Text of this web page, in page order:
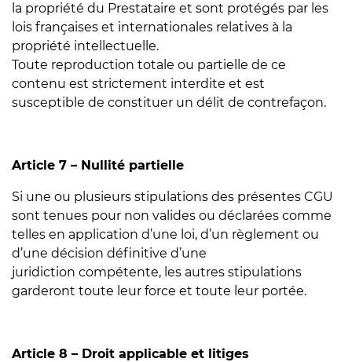
la propriété du Prestataire et sont protégés par les
lois françaises et internationales relatives à la
propriété intellectuelle.
Toute reproduction totale ou partielle de ce
contenu est strictement interdite et est
susceptible de constituer un délit de contrefaçon.
Article 7 – Nullité partielle
Si une ou plusieurs stipulations des présentes CGU
sont tenues pour non valides ou déclarées comme
telles en application d’une loi, d’un règlement ou
d’une décision définitive d’une
juridiction compétente, les autres stipulations
garderont toute leur force et toute leur portée.
Article 8 – Droit applicable et litiges